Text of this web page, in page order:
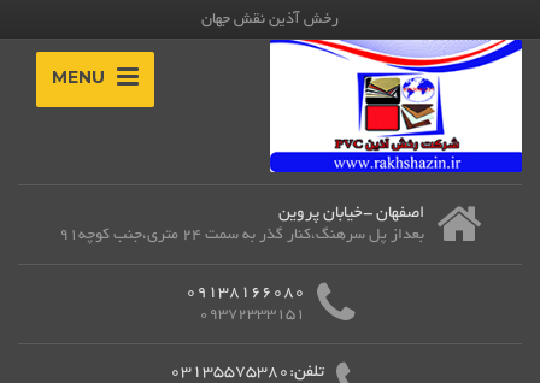
رخش آذین نقش جهان
MENU
اصفهان -خیابان پروین
بعداز پل سرهنگ،کنار گذر به سمت 24 متری،جنب کوچه91
09138166080
09372333151
تلفن:03135575380